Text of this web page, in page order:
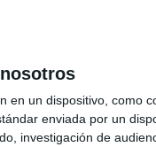
en un dispositivo, como
enviada por un
investigación de
EN